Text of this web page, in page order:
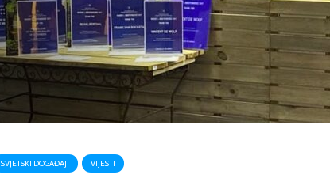
SVJETSKI DOGAĐAJI VIJESTI